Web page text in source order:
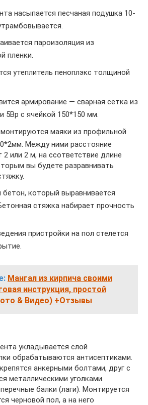
насыпается песчаная подушка 10-
пароизоляция из
пленки.
утеплитель пеноплэкс толщиной
армирование — сварная сетка из
5Вр с ячейкой 150*150 мм.
маяки из профильной
Между ними расстояние
2 или 2 м, на ссответствие длине
вы будете разравнивать
бетон, который выравнивается
стяжка набирает прочность
пристройки на пол стелется
Мангал из кирпича своими
инструкция, простой
& Видео) +Отзывы
укладывается слой
обрабатываются антисептиками.
анкерными болтами, друг с
металлическими уголками.
балки (лаги). Монтируется
черновой пол, а на него